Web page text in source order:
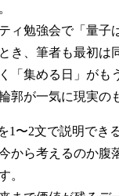
ィ勉強会で「量子
き、筆者も最初は
「集める日」がも
郭が一気に現実の
1〜2文で説明でき
から考えるのか腹
。